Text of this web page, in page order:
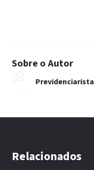
Sobre o Autor
Previdenciarista
Relacionados